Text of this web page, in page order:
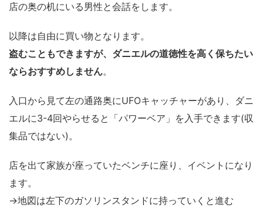
店の奥の机にいる男性と会話をします。
以降は自由に買い物となります。
盗むこともできますが、ダニエルの道徳性を高く保ちたい
ならおすすめしません。
入口から見て左の通路奥にUFOキャッチャーがあり、ダニ
エルに3-4回やらせると「パワーベア」を入手できます(収
集品ではない)。
店を出て家族が座っていたベンチに座り、イベントになり
ます。
→地図は左下のガソリンスタンドに持っていくと進む